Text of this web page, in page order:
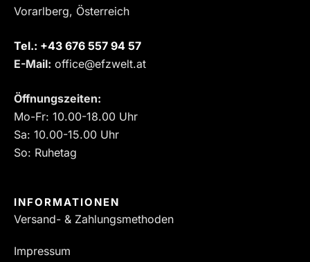
Vorarlberg, Österreich
Tel.: ‎+43 676 557 94 57
E-Mail: office@efzwelt.at
Öffnungszeiten:
Mo-Fr: 10.00-18.00 Uhr
Sa: 10.00-15.00 Uhr
So: Ruhetag
INFORMATIONEN
Versand- & Zahlungsmethoden
Impressum